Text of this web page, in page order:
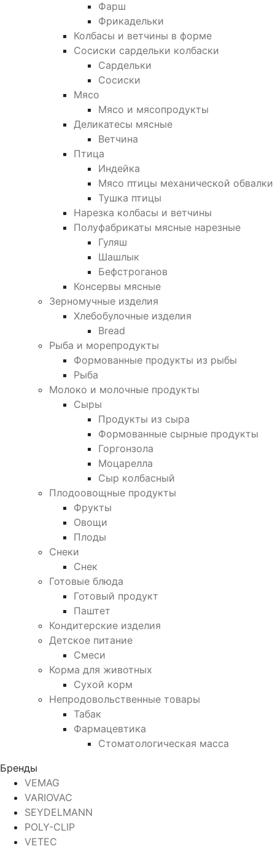
Фарш
Фрикадельки
Колбасы и ветчины в форме
Сосиски сардельки колбаски
Сардельки
Сосиски
Мясо
Мясо и мясопродукты
Деликатесы мясные
Ветчина
Птица
Индейка
Мясо птицы механической обвалки
Тушка птицы
Нарезка колбасы и ветчины
Полуфабрикаты мясные нарезные
Гуляш
Шашлык
Бефстроганов
Консервы мясные
Зерномучные изделия
Хлебобулочные изделия
Bread
Рыба и морепродукты
Формованные продукты из рыбы
Рыба
Молоко и молочные продукты
Сыры
Продукты из сыра
Формованные сырные продукты
Горгонзола
Моцарелла
Сыр колбасный
Плодоовощные продукты
Фрукты
Овощи
Плоды
Снеки
Снек
Готовые блюда
Готовый продукт
Паштет
Кондитерские изделия
Детское питание
Смеси
Корма для животных
Сухой корм
Непродовольственные товары
Табак
Фармацевтика
Стоматологическая масса
Бренды
VEMAG
VARIOVAC
SEYDELMANN
POLY-CLIP
VETEC